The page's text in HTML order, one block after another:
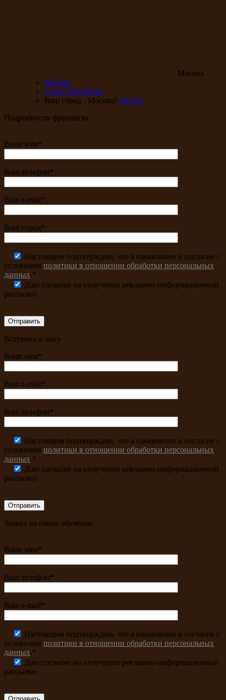
Москва
Москва
Санкт-Петербург
Ваш город - Москва? Да Нет
Подробности франшизы
Ваше имя*
Ваш телефон*
Ваш e-mail*
Ваш город*
Настоящим подтверждаю, что я ознакомлен и согласен с
условиями политики в отношении обработки персональных
данных.*
Даю согласие на получение рекламно-информационной
рассылки
Вступить в лигу
Ваше имя*
Ваш e-mail*
Ваш телефон*
Настоящим подтверждаю, что я ознакомлен и согласен с
условиями политики в отношении обработки персональных
данных.*
Даю согласие на получение рекламно-информационной
рассылки
Заявка на очное обучение
Ваше имя*
Ваш телефон*
Ваш e-mail*
Настоящим подтверждаю, что я ознакомлен и согласен с
условиями политики в отношении обработки персональных
данных.*
Даю согласие на получение рекламно-информационной
рассылки